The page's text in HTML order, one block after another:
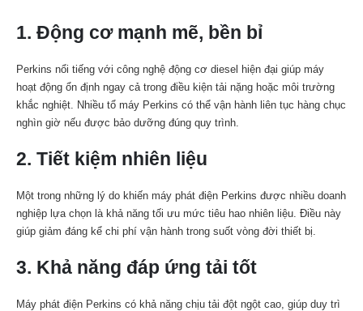
1. Động cơ mạnh mẽ, bền bỉ
Perkins nổi tiếng với công nghệ động cơ diesel hiện đại giúp máy
hoạt động ổn định ngay cả trong điều kiện tải nặng hoặc môi trường
khắc nghiệt. Nhiều tổ máy Perkins có thể vận hành liên tục hàng chục
nghìn giờ nếu được bảo dưỡng đúng quy trình.
2. Tiết kiệm nhiên liệu
Một trong những lý do khiến máy phát điện Perkins được nhiều doanh
nghiệp lựa chọn là khả năng tối ưu mức tiêu hao nhiên liệu. Điều này
giúp giảm đáng kể chi phí vận hành trong suốt vòng đời thiết bị.
3. Khả năng đáp ứng tải tốt
Máy phát điện Perkins có khả năng chịu tải đột ngột cao, giúp duy trì